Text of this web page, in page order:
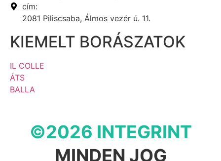
cím:
2081 Piliscsaba, Álmos vezér ú. 11.
KIEMELT BORÁSZATOK
IL COLLE
ÁTS
BALLA
©2026 INTEGRINT
MINDEN JOG